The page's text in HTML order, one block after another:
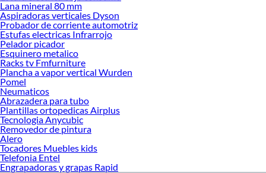
Lana mineral 80 mm
Aspiradoras verticales Dyson
Probador de corriente automotriz
Estufas electricas Infrarrojo
Pelador picador
Esquinero metalico
Racks tv Fmfurniture
Plancha a vapor vertical Wurden
Pomel
Neumaticos
Abrazadera para tubo
Plantillas ortopedicas Airplus
Tecnologia Anycubic
Removedor de pintura
Alero
Tocadores Muebles kids
Telefonia Entel
Engrapadoras y grapas Rapid